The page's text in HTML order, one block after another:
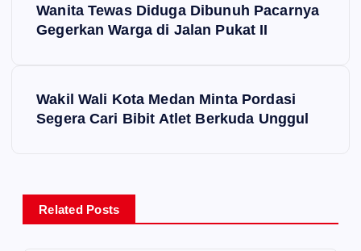
a
v
Wanita Tewas Diduga Dibunuh Pacarnya
Gegerkan Warga di Jalan Pukat II
Wakil Wali Kota Medan Minta Pordasi
Segera Cari Bibit Atlet Berkuda Unggul
Related Posts